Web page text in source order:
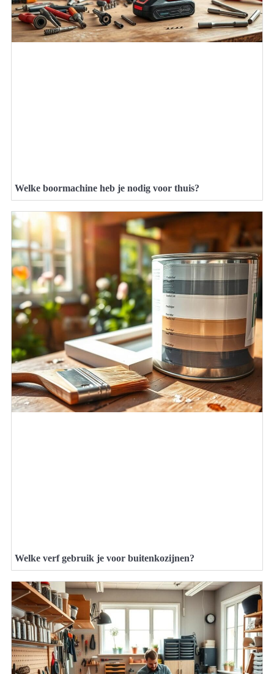
Welke boormachine heb je nodig voor thuis?
Welke verf gebruik je voor buitenkozijnen?